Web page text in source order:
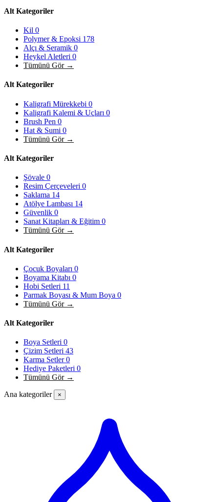
Alt Kategoriler
Kil 0
Polymer & Epoksi 178
Alçı & Seramik 0
Heykel Aletleri 0
Tümünü Gör →
Alt Kategoriler
Kaligrafi Mürekkebi 0
Kaligrafi Kalemi & Uçları 0
Brush Pen 0
Hat & Sumi 0
Tümünü Gör →
Alt Kategoriler
Şövale 0
Resim Çerçeveleri 0
Saklama 14
Atölye Lambası 14
Güvenlik 0
Sanat Kitapları & Eğitim 0
Tümünü Gör →
Alt Kategoriler
Çocuk Boyaları 0
Boyama Kitabı 0
Hobi Setleri 11
Parmak Boyası & Mum Boya 0
Tümünü Gör →
Alt Kategoriler
Boya Setleri 0
Çizim Setleri 43
Karma Setler0
Hediye Paketleri 0
Tümünü Gör →
Ana kategoriler ×